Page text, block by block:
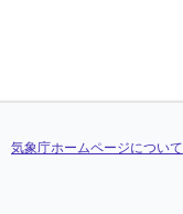
気象庁ホームページについて